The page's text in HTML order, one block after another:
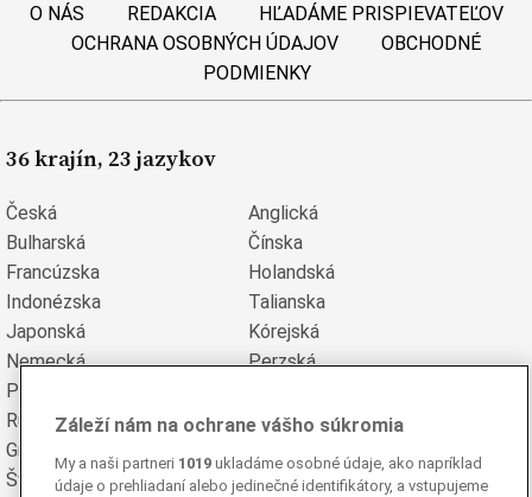
O NÁS REDAKCIA
HĽADÁME PRISPIEVATEĽOV
OCHRANA OSOBNÝCH ÚDAJOV
OBCHODNÉ
PODMIENKY
36 krajín, 23 jazykov
Česká
Anglická
Bulharská
Čínska
Francúzska
Holandská
Indonézska
Talianska
Japonská
Kórejská
Nemecká
Perzská
Poľská
Rumunská
Ruská
Grécka
Švédska
Turecká
Záleží nám na ochrane vášho súkromia
My a naši partneri 1019 ukladáme osobné údaje, ako napríklad
údaje o prehliadaní alebo jedinečné identifikátory, a vstupujeme